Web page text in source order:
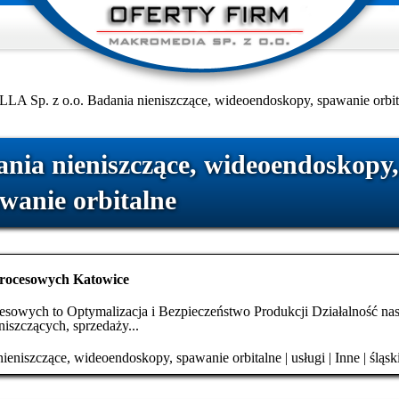
Sp. z o.o. Badania nieniszczące, wideoendoskopy, spawanie
nieniszczące, wideoendoskopy,
orbitalne
Katowice
to Optymalizacja i Bezpieczeństwo Produkcji Działalność
sprzedaży...
wideoendoskopy, spawanie orbitalne |usługi |Inne |